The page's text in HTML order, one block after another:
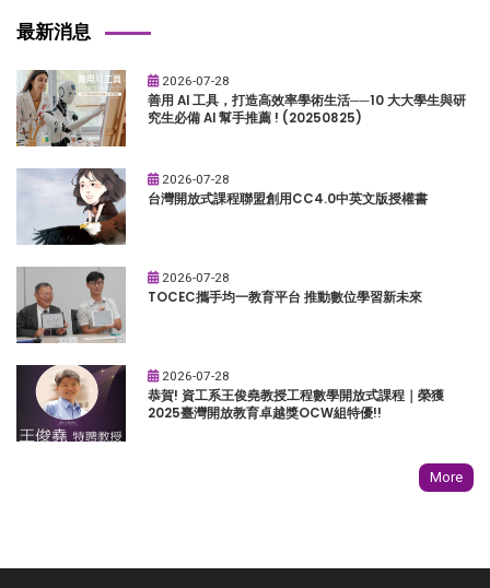
最新消息
2026-07-28
善用 AI 工具，打造高效率學術生活──10 大大學生與研
究生必備 AI 幫手推薦 ! (20250825)
2026-07-28
台灣開放式課程聯盟創用CC4.0中英文版授權書
2026-07-28
TOCEC攜手均一教育平台 推動數位學習新未來
2026-07-28
恭賀! 資工系王俊堯教授工程數學開放式課程｜榮獲
2025臺灣開放教育卓越獎OCW組特優!!
More